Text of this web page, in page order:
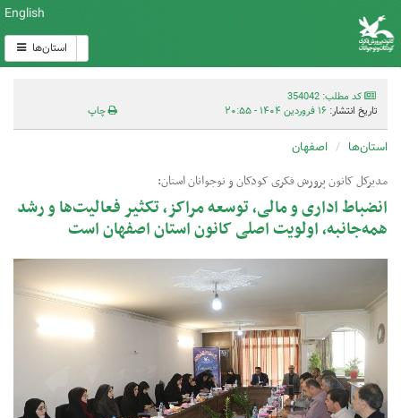
English
استان‌ها
کد مطلب: 354042
تاریخ انتشار: ۱۶ فروردین ۱۴۰۴ - ۲۰:۵۵ چاپ
استان‌ها اصفهان
مدیرکل کانون پرورش فکری کودکان و نوجوانان استان:
انضباط اداری‌ و مالی، توسعه مراکز، تکثیر فعالیت‌ها و رشد
همه‌جانبه، اولویت اصلی کانون استان اصفهان است